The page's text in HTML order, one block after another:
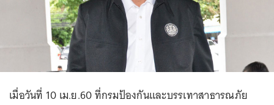
เมื่อวันที่ 10 เม.ย.60 ที่กรมป้องกันและบรรเทาสาธารณภัย